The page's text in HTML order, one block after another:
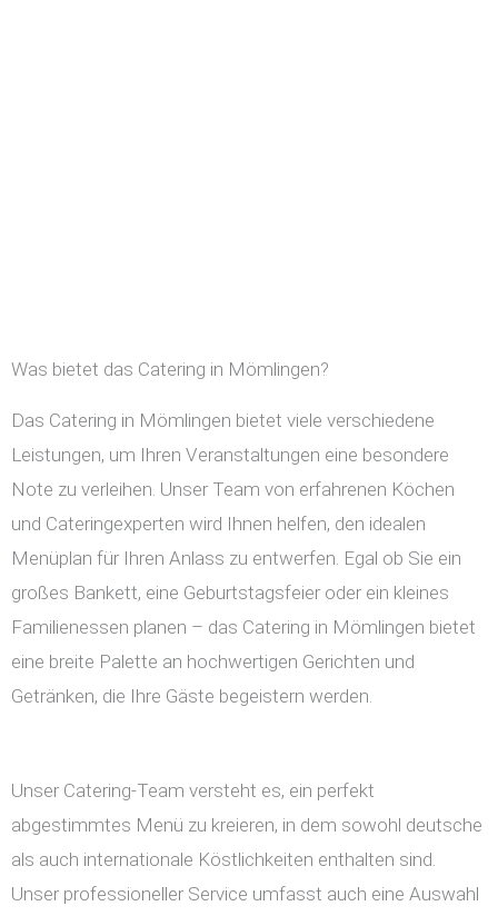
Was bietet das Catering in Mömlingen?
Das Catering in Mömlingen bietet viele verschiedene
Leistungen, um Ihren Veranstaltungen eine besondere
Note zu verleihen. Unser Team von erfahrenen Köchen
und Cateringexperten wird Ihnen helfen, den idealen
Menüplan für Ihren Anlass zu entwerfen. Egal ob Sie ein
großes Bankett, eine Geburtstagsfeier oder ein kleines
Familienessen planen – das Catering in Mömlingen bietet
eine breite Palette an hochwertigen Gerichten und
Getränken, die Ihre Gäste begeistern werden.
Unser Catering-Team versteht es, ein perfekt
abgestimmtes Menü zu kreieren, in dem sowohl deutsche
als auch internationale Köstlichkeiten enthalten sind.
Unser professioneller Service umfasst auch eine Auswahl